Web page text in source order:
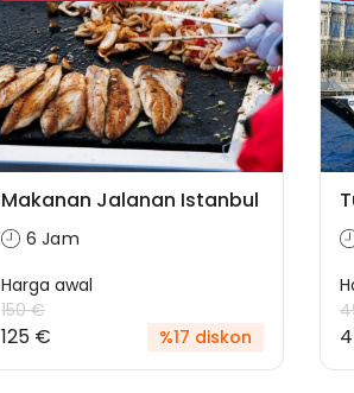
Makanan Jalanan Istanbul
6 Jam
Harga awal
150 €
125 € %17 diskon